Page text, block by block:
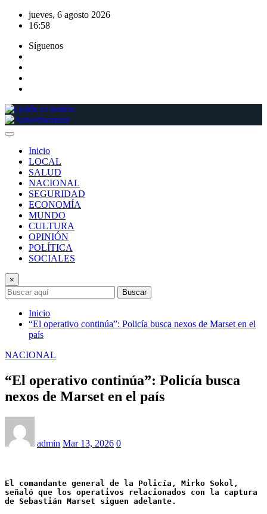
Saltar
jueves, 6 agosto 2026
16:58
Síguenos
Inicio
LOCAL
SALUD
NACIONAL
SEGURIDAD
ECONOMÍA
MUNDO
CULTURA
OPINIÓN
POLÍTICA
SOCIALES
×
Buscar
Inicio
“El operativo continúa”: Policía busca nexos de Marset en el
país
NACIONAL
“El operativo continúa”: Policía busca
nexos de Marset en el país
admin Mar 13, 2026 0
El comandante general de la Policía, Mirko Sokol,
señaló que los operativos relacionados con la captura
de Sebastián Marset siguen adelante.